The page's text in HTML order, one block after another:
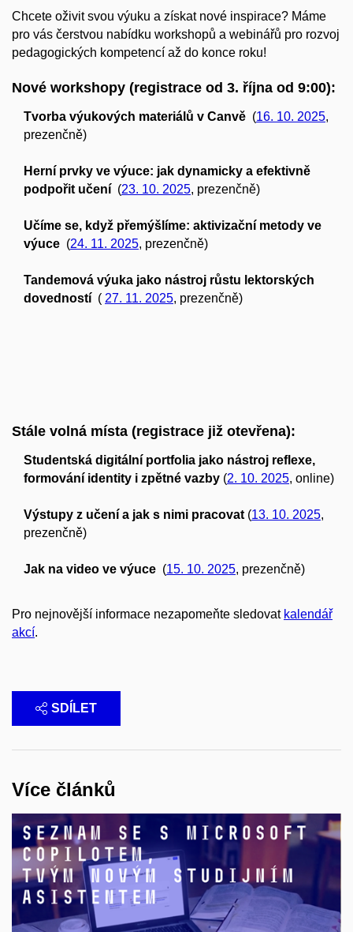
Chcete oživit svou výuku a získat nové inspirace? Máme
pro vás čerstvou nabídku workshopů a webinářů pro rozvoj
pedagogických kompetencí až do konce roku!
Nové workshopy (registrace od 3. října od 9:00):
Tvorba výukových materiálů v Canvě (16. 10. 2025,
prezenčně)
Herní prvky ve výuce: jak dynamicky a efektivně
podpořit učení (23. 10. 2025, prezenčně)
Učíme se, když přemýšlíme: aktivizační metody ve
výuce (24. 11. 2025, prezenčně)
Tandemová výuka jako nástroj růstu lektorských
dovedností ( 27. 11. 2025, prezenčně)
Stále volná místa (registrace již otevřena):
Studentská digitální portfolia jako nástroj reflexe,
formování identity i zpětné vazby (2. 10. 2025, online)
Výstupy z učení a jak s nimi pracovat (13. 10. 2025,
prezenčně)
Jak na video ve výuce (15. 10. 2025, prezenčně)
Pro nejnovější informace nezapomeňte sledovat kalendář
akcí.
SDÍLET
Více článků